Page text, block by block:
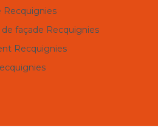
Recquignies
façade Recquignies
Recquignies